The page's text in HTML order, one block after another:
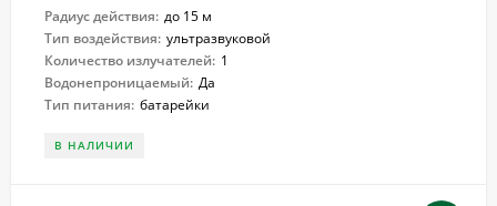
Радиус действия: до 15 м
Тип воздействия: ультразвуковой
Количество излучателей: 1
Водонепроницаемый: Да
Тип питания: батарейки
В НАЛИЧИИ